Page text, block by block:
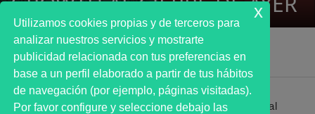
Primer analista bursátil automatizado profesional
Utilizamos cookies propias y de terceros para
analizar nuestros servicios y mostrarte
publicidad relacionada con tus preferencias en
base a un perfil elaborado a partir de tus hábitos
de navegación (por ejemplo, páginas visitadas).
Por favor configure y seleccione debajo las
x